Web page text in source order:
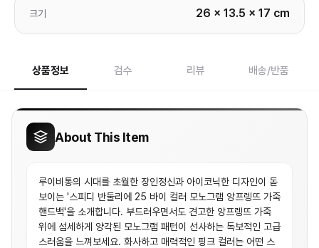
크기 26 x 13.5 x 17 cm
상품정보 검수 리뷰 배송/반품
About This Item
루이비통의 시대를 초월한 장인정신과 아이코닉한 디자인이 돋
보이는 '스피디 반둘리에 25 바이 컬러 모노그램 앙프렝뜨 가죽
핸드백'을 소개합니다. 부드러우면서도 견고한 앙프렝뜨 가죽
위에 섬세하게 양각된 모노그램 패턴이 선사하는 독보적인 고급
스러움을 느껴보세요. 화사하고 매력적인 핑크 컬러는 어떤 스